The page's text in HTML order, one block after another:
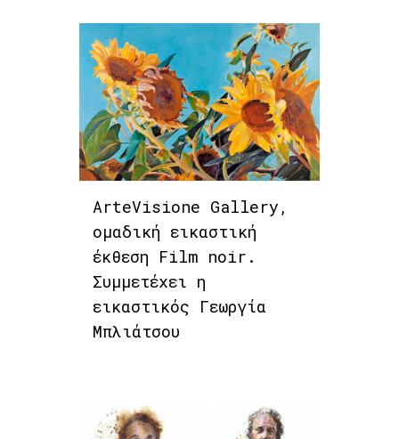
ArteVisione Gallery,
ομαδική εικαστική
έκθεση Film noir.
Συμμετέχει η
εικαστικός Γεωργία
Μπλιάτσου